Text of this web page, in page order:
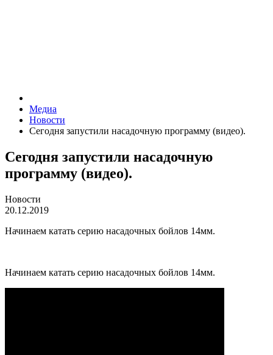
Медиа
Новости
Сегодня запустили насадочную программу (видео).
Сегодня запустили насадочную
программу (видео).
Новости
20.12.2019
Начинаем катать серию насадочных бойлов 14мм.
Начинаем катать серию насадочных бойлов 14мм.